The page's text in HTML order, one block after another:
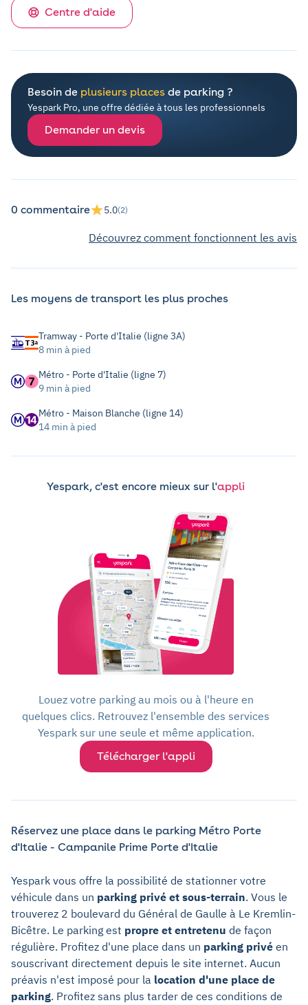
Centre d'aide
Besoin de plusieurs places de parking ?
Yespark Pro, une offre dédiée à tous les professionnels
Demander un devis
0 commentaire 5.0(2)
Découvrez comment fonctionnent les avis
Les moyens de transport les plus proches
Tramway - Porte d'Italie (ligne 3A)
8 min à pied
Métro - Porte d'Italie (ligne 7)
9 min à pied
Métro - Maison Blanche (ligne 14)
14 min à pied
Yespark, c'est encore mieux sur l'appli
Louez votre parking au mois ou à l'heure en
quelques clics. Retrouvez l'ensemble des services
Yespark sur une seule et même application.
Télécharger l'appli
Réservez une place dans le parking Métro Porte
d'Italie - Campanile Prime Porte d'Italie
Yespark vous offre la possibilité de stationner votre
véhicule dans un parking privé et sous-terrain. Vous le
trouverez 2 boulevard du Général de Gaulle à Le Kremlin-
Bicêtre. Le parking est propre et entretenu de façon
régulière. Profitez d'une place dans un parking privé en
souscrivant directement depuis le site internet. Aucun
préavis n'est imposé pour la location d'une place de
parking. Profitez sans plus tarder de ces conditions de